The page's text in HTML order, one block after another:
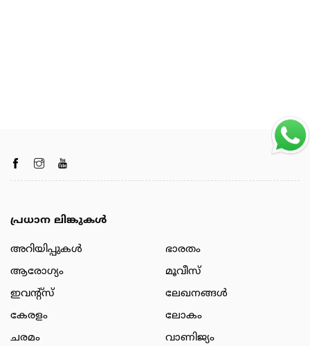
പ്രധാന ലിങ്കുകൾ
അറിയിപ്പുകള്‍
ആരോഗ്യം
ഇവന്റ്സ്
കേരളം
ചരമം
ഭാരതം
മൂവീസ്
ലേഖനങ്ങള്‍
ലോകം
വാണിജ്യം